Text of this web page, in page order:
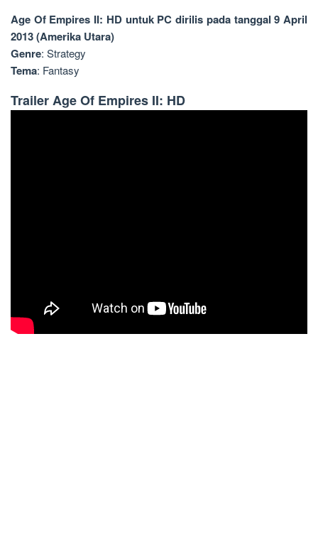
Age Of Empires II: HD untuk PC dirilis pada tanggal 9 April
2013 (Amerika Utara)
Genre: Strategy
Tema: Fantasy
Trailer Age Of Empires II: HD